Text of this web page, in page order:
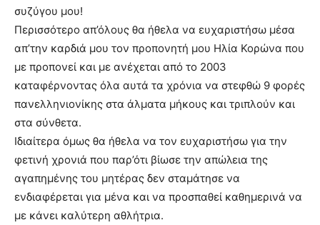
συζύγου μου!
Περισσότερο απ’όλους θα ήθελα να ευχαριστήσω μέσα
απ’την καρδιά μου τον προπονητή μου Ηλία Κορώνα που
με προπονεί και με ανέχεται από το 2003
καταφέρνοντας όλα αυτά τα χρόνια να στεφθώ 9 φορές
πανελληνιονίκης στα άλματα μήκους και τριπλούν και
στα σύνθετα.
Ιδιαίτερα όμως θα ήθελα να τον ευχαριστήσω για την
φετινή χρονιά που παρ’ότι βίωσε την απώλεια της
αγαπημένης του μητέρας δεν σταμάτησε να
ενδιαφέρεται για μένα και να προσπαθεί καθημερινά να
με κάνει καλύτερη αθλήτρια.